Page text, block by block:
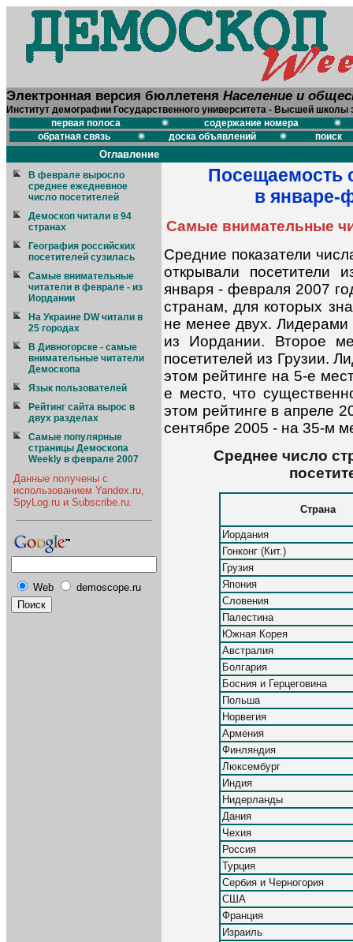
Электронная версия бюллетеня Население и
Институт демографии Государственного университета - Высшей школы
первая полоса
содержание номера
обратная связь
доска объявлений поиск
Оглавление
В феврале выросло
среднее ежедневное
число посетителей
Демоскоп читали в 94
странах
География российских
посетителей сузилась
Самые внимательные
читатели в феврале - из
Иордании
На Украине DW читали в
25 городах
В Дивногорске - самые
внимательные читатели
Демоскопа
Язык пользователей
Рейтинг сайта вырос в
двух разделах
Самые популярные
страницы Демоскопа
Weekly в феврале 2007
Данные получены с
использованием Yandex.ru,
SpyLog.ru и Subscribe.ru.
Web demoscope.ru
Посещаемость
в январе-
Самые внимательные
Средние показатели
открывали посетители
января - февраля 2007
странам, для которых
не менее двух.
из Иордании. Второе
посетителей из Грузии.
этом рейтинге на 5-е
е место, что
этом рейтинге в апреле
сентябре 2005 - на 35-м
Среднее число
Страна
Иордания
Гонконг (Кит.)
Грузия
Япония
Словения
Палестина
Южная Корея
Австралия
Болгария
Босния и Герцеговина
Польша
Норвегия
Армения
Финляндия
Люксембург
Индия
Нидерланды
Дания
Чехия
Россия
Турция
Сербия и Черногория
США
Франция
Израиль